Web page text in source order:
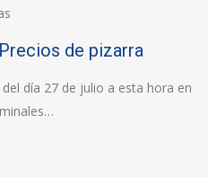
de pizarra
día 27 de julio a esta hora en